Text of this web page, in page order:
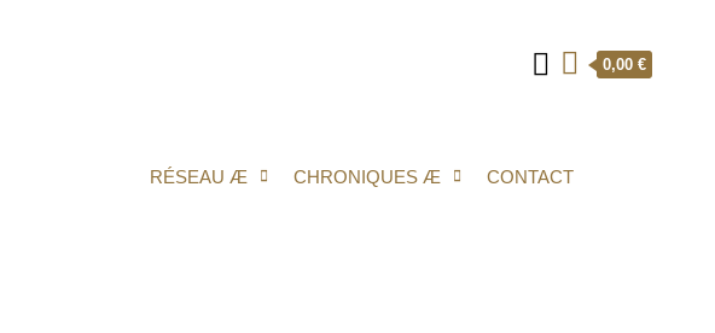
0,00 €
RÉSEAU Æ CHRONIQUES Æ CONTACT